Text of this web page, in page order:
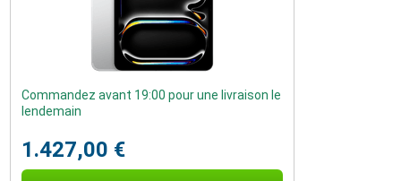
Commandez avant 19:00 pour une livraison le
lendemain
1.427,00 €